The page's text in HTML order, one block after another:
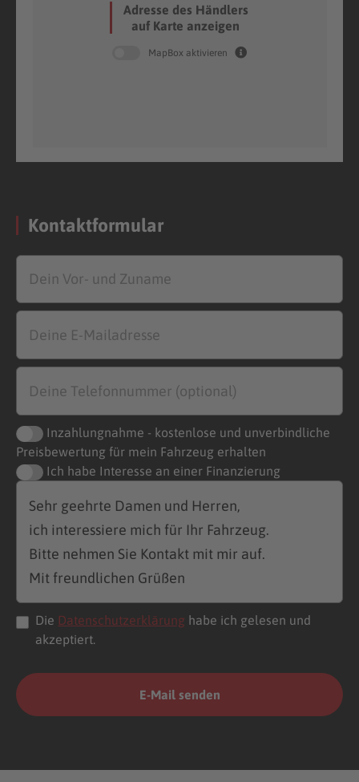
Adresse des Händlers
auf Karte anzeigen
MapBox aktivieren
Kontaktformular
Inzahlungnahme - kostenlose und unverbindliche
Preisbewertung für mein Fahrzeug erhalten
Ich habe Interesse an einer Finanzierung
Die Datenschutzerklärung habe ich gelesen und
akzeptiert.